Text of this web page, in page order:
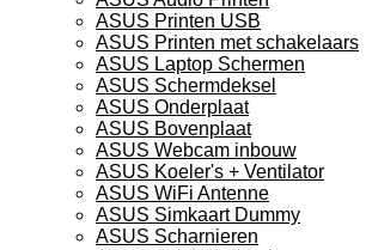
ASUS Printen USB
ASUS Printen met schakelaars
ASUS Laptop Schermen
ASUS Schermdeksel
ASUS Onderplaat
ASUS Bovenplaat
ASUS Webcam inbouw
ASUS Koeler's + Ventilator
ASUS WiFi Antenne
ASUS Simkaart Dummy
ASUS Scharnieren